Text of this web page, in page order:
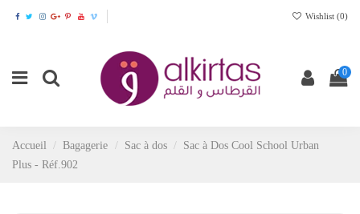
Wishlist (0)
0
Accueil Bagagerie Sac à dos
Sac à Dos Cool School Urban
Plus - Réf.902